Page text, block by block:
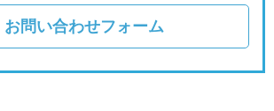
お問い合わせフォーム